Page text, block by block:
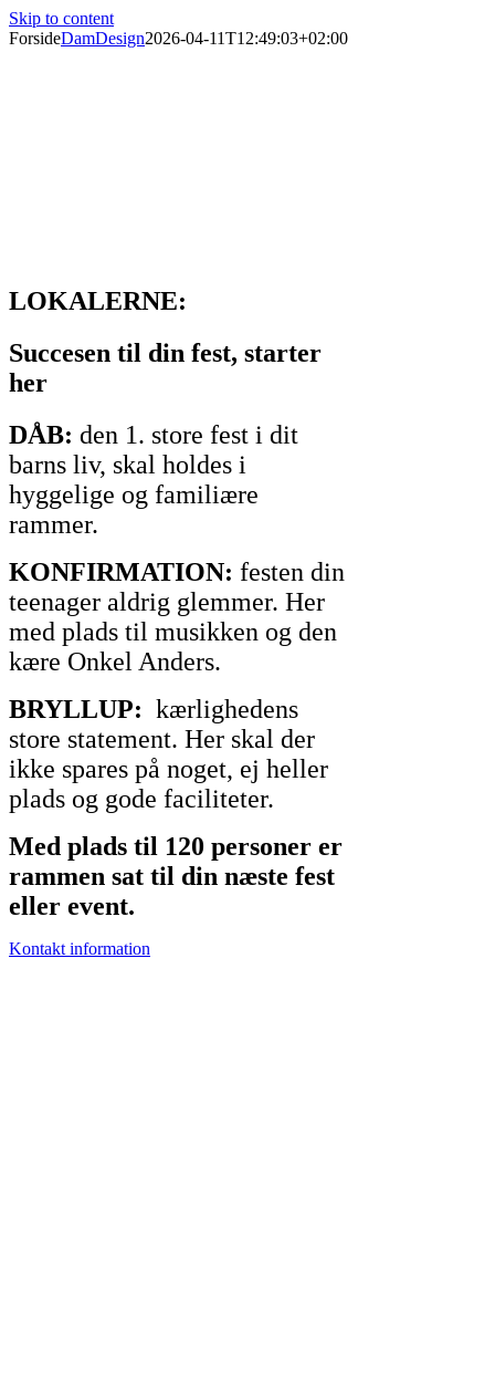
Skip to content
ForsideDamDesign2026-04-11T12:49:03+02:00
LOKALERNE:
Succesen til din fest, starter
her
DÅB: den 1. store fest i dit
barns liv, skal holdes i
hyggelige og familiære
rammer.
KONFIRMATION: festen din
teenager aldrig glemmer. Her
med plads til musikken og den
kære Onkel Anders.
BRYLLUP: kærlighedens
store statement. Her skal der
ikke spares på noget, ej heller
plads og gode faciliteter.
Med plads til 120 personer er
rammen sat til din næste fest
eller event.
Kontakt information